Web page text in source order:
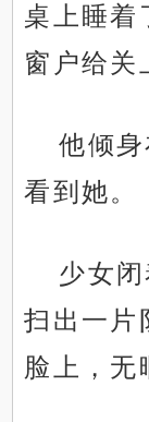
桌上睡着
窗户给关
他倾
看到她。
少女
扫出一片
脸上，无